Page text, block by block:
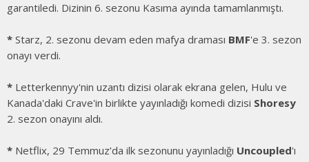
garantiledi. Dizinin 6. sezonu Kasıma ayında tamamlanmıştı.
* Starz, 2. sezonu devam eden mafya draması BMF'e 3. sezon
onayı verdi.
* Letterkennyy'nin uzantı dizisi olarak ekrana gelen, Hulu ve
Kanada'daki Crave'in birlikte yayınladığı komedi dizisi Shoresy
2. sezon onayını aldı.
* Netflix, 29 Temmuz’da ilk sezonunu yayınladığı Uncoupled'ı